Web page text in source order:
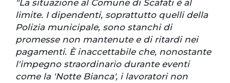
"La situazione al Comune di Scafati è al
limite. I dipendenti, soprattutto quelli della
Polizia municipale, sono stanchi di
promesse non mantenute e di ritardi nei
pagamenti. È inaccettabile che, nonostante
l'impegno straordinario durante eventi
come la 'Notte Bianca', i lavoratori non